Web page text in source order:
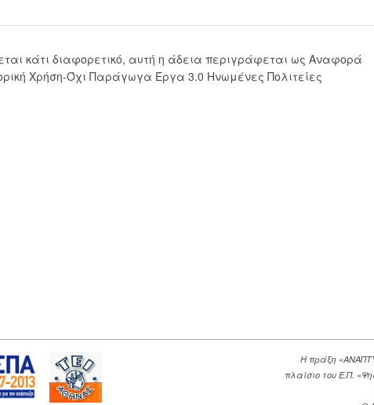
κάτι διαφορετικό, αυτή η άδεια περιγράφεται ως Αναφορά
Χρήση-Όχι Παράγωγα Έργα 3.0 Ηνωμένες Πολιτείες
Η πράξη
πλαίσιο του Ε.Π.